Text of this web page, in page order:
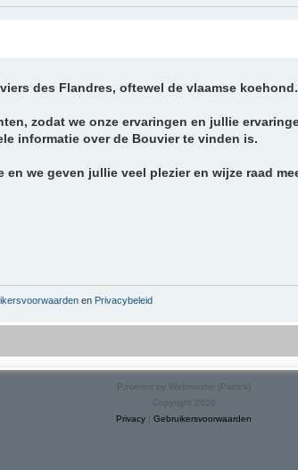
des Flandres, oftewel de vlaamse koehond.
zodat we onze ervaringen en jullie
informatie over de Bouvier te vinden is.
we geven jullie veel plezier en wijze raad
en Privacybeleid
Powered by Webmaster (Patrick)
Copyright 2026
Privacy | Gebruikersvoorwaarden